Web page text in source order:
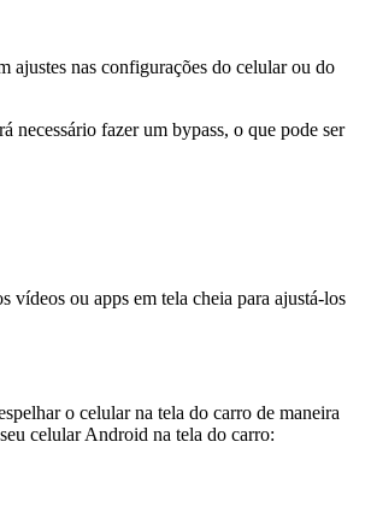
nas configurações do celular ou do
necessário fazer um bypass, o que pode ser
ou apps em tela cheia para ajustá-los
o celular na tela do carro de maneira
celular Android na tela do carro: